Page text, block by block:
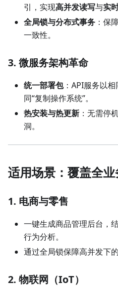
引，实现高并发读写与实
全局锁与分布式事务 ：保
一致性。
3. 微服务架构革命
统一部署包：API服务以
同“复制操作系统”。
热安装与热更新 ：无需停
洞。
适用场景：覆盖全
1. 电商与零售
一键生成商品管理后台，
行为分析。
通过全局锁保障高并发下的
2. 物联网（IoT）